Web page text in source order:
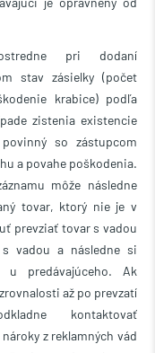
pri dodaní
stav zásielky (počet
krabice) podľa
zistenia existencie
so zástupcom
a povahe poškodenia.
môže následne
tovar, ktorý nie je v
prevziať tovar s vadou
vadou a následne si
predávajúceho. Ak
až po prevzatí
kontaktovať
z reklamných vád